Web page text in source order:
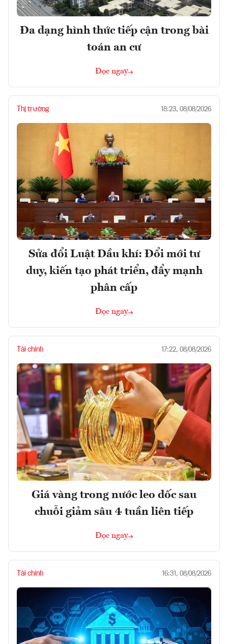
Đa dạng hình thức tiếp cận trong bài
toán an cư
Đọc ngay
Thị trường 18:23, 08/08/2026
Sửa đổi Luật Dầu khí: Đổi mới tư
duy, kiến tạo phát triển, đẩy mạnh
phân cấp
Đọc ngay
Tài chính 17:22, 08/08/2026
Giá vàng trong nước leo dốc sau
chuỗi giảm sâu 4 tuần liên tiếp
Đọc ngay
Tài chính 16:31, 08/08/2026